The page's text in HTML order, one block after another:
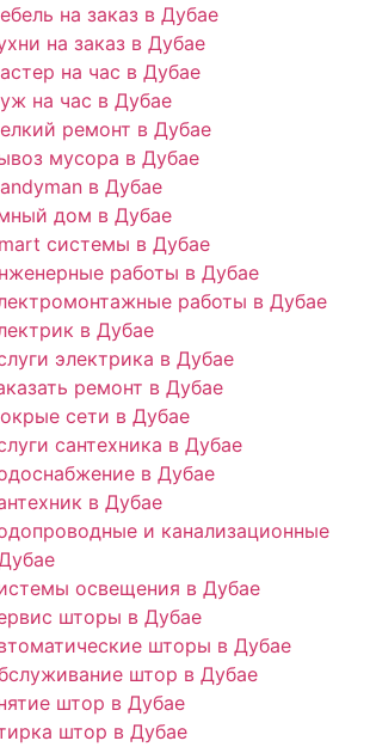
на заказ в Дубае
на заказ в Дубае
на час в Дубае
на час в Дубае
ремонт в Дубае
мусора в Дубае
в Дубае
дом в Дубае
системы в Дубае
работы в Дубае
работы в Дубае
в Дубае
электрика в Дубае
ремонт в Дубае
сети в Дубае
сантехника в Дубае
в Дубае
в Дубае
и канализационные
освещения в Дубае
шторы в Дубае
шторы в Дубае
штор в Дубае
штор в Дубае
штор в Дубае